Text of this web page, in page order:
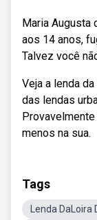
Maria Augusta
aos 14 anos,
Talvez você
Veja a lenda
das lendas
menos na sua.
Tags
Lenda DaLoira